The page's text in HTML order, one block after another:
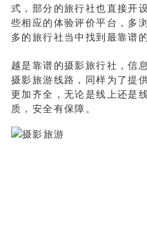
式，部分的旅行社也直接开
些相应的体验评价平台，多
多的旅行社当中找到最靠谱
越是靠谱的摄影旅行社，信
摄影旅游线路，同样为了提
更加齐全，无论是线上还是
质，安全有保障。